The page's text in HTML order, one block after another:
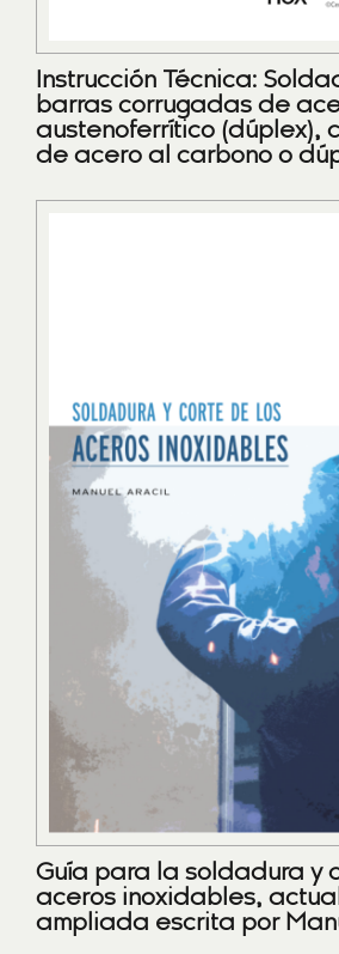
Instrucción Técnica:
barras corrugadas de
austenoferrítico (dúplex),
de acero al carbono o
Guía para la soldadura y
aceros inoxidables,
ampliada escrita por